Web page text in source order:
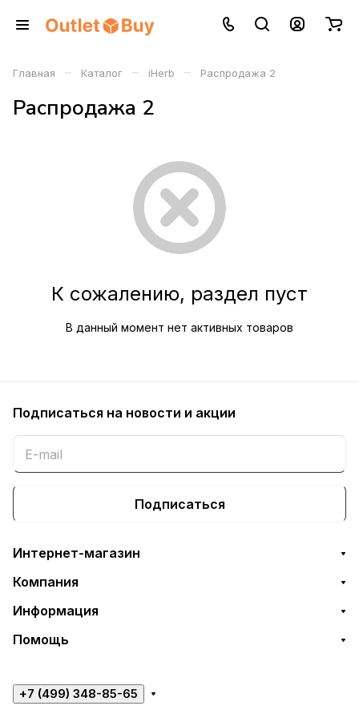
Главная – Каталог – iHerb – Распродажа 2
Распродажа 2
К сожалению, раздел пуст
В данный момент нет активных товаров
Подписаться на новости и акции
Подписаться
Интернет-магазин
Компания
Информация
Помощь
+7 (499) 348-85-65